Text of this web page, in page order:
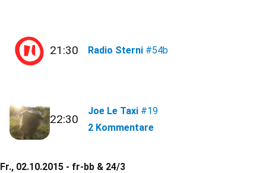
21:30 Radio Sterni #54b
22:30
Joe Le Taxi #19
2 Kommentare
Fr., 02.10.2015 - fr-bb & 24/3